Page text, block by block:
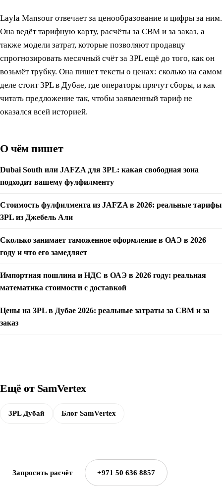
Layla Mansour отвечает за ценообразование и цифры за ним.
Она ведёт тарифную карту, расчёты за CBM и за заказ, а
также модели затрат, которые позволяют продавцу
спрогнозировать месячный счёт за 3PL ещё до того, как он
возьмёт трубку. Она пишет тексты о ценах: сколько на самом
деле стоит 3PL в Дубае, где операторы прячут сборы, и как
читать предложение так, чтобы заявленный тариф не
оказался всей историей.
О чём пишет
Dubai South или JAFZA для 3PL: какая свободная зона
подходит вашему фулфилменту
Стоимость фулфилмента из JAFZA в 2026: реальные тарифы
3PL из Джебель Али
Сколько занимает таможенное оформление в ОАЭ в 2026
году и что его замедляет
Импортная пошлина и НДС в ОАЭ в 2026 году: реальная
математика стоимости с доставкой
Цены на 3PL в Дубае 2026: реальные затраты за CBM и за
заказ
Ещё от SamVertex
3PL Дубай Блог SamVertex
Запросить расчёт +971 50 636 8857